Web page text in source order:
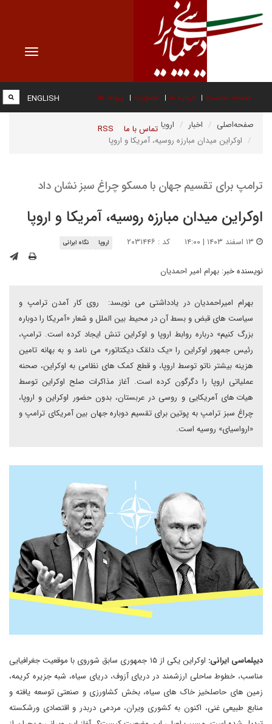
Toggle
صفحه نخست درباره ما عضویت پیوند ها
تماس با ما RSS
ENGLISH
صفحه‌اصلی اخبار
اروپا
اوکراین میدان مبارزه روسیه، آمریکا و اروپا
ترامپ برای تقسیم جهان با مسکو چراغ سبز نشان داد
اوکراین میدان مبارزه روسیه، آمریکا و اروپا
کد : ۲۰۳۱۴۴۶ اروپا نگاه ایرانی
نویسنده خبر: بهرام امیر احمدیان
بهرام امیراحمدیان در یادداشتی می نویسد: روی کار آمدن ترامپ و
سیاست های قبض و بسط آن در محیط بین الملل و شعار «آمریکا را دوباره
بزرگ کنیم» درباره روابط اروپا و اوکراین تنش ایجاد کرده است. ترامپ،
رئیس جمهور اوکراین را «یک دلقک دیکتاتور» می نامد و به بهانه تامین
هزینه بیشتر ناتو توسط اروپا، و قطع کمک های نظامی به اوکراین، صحنه
عملیاتی اروپا را دگرگون کرده است. آغاز مذاکرات صلح اوکراین توسط
هیات های آمریکایی و روسی در عربستان، بدون حضور اوکراین و اروپا،
چراغ سبز ترامپ به پوتین برای تقسیم دوباره جهان بین آمریکای ترامپ و
«ارواسیای» روسیه است.
دیپلماسی ایرانی:
اوکراین یکی از ۱۵ جمهوری سابق شوروی با موقعیت جغرافیایی
مناسب، خطوط ساحلی ارزشمند در دریای آزوف، دریای سیاه، شبه جزیره کریمه،
زمین های حاصلخیز خاک های سیاه، بخش کشاورزی و صنعتی توسعه یافته و
منابع طبیعی غنی، اکنون به کشوری ویران، مردمی دربدر و اقتصادی ورشکسته